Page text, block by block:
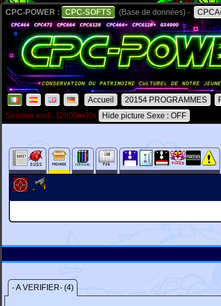
CPC-POWER : CPC-SOFTS (Base de données) -
Accueil 20154 PROGRAMMES
Session end : 12h00m00s
Hide picture Sexe : OFF
- A VERIFIER- (4)